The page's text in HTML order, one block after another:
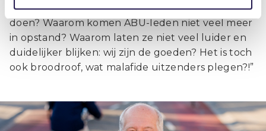
de overheid wijzen. Je kunt toch ook zelf wat
doen? Waarom komen ABU-leden niet veel meer
in opstand? Waarom laten ze niet veel luider en
duidelijker blijken: wij zijn de goeden? Het is toch
ook broodroof, wat malafide uitzenders plegen?!”